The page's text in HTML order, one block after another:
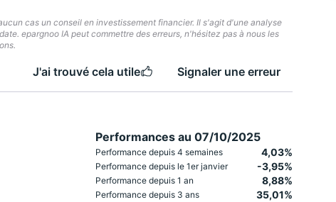
cas un conseil en investissement financier. Il s'agit d'une analyse
epargnoo IA peut commettre des erreurs, n'hésitez pas à nous les
J'ai trouvé cela utile Signaler une erreur
Performances au 07/10/2025
Performance depuis 4 semaines 4,03%
Performance depuis le 1er janvier -3,95%
Performance depuis 1 an 8,88%
Performance depuis 3 ans 35,01%